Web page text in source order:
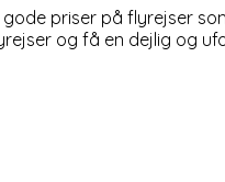
priser på flyrejser
og få en dejlig og